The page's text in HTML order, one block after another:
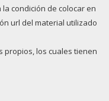
condición de colocar en
url del material utilizado
propios, los cuales tienen